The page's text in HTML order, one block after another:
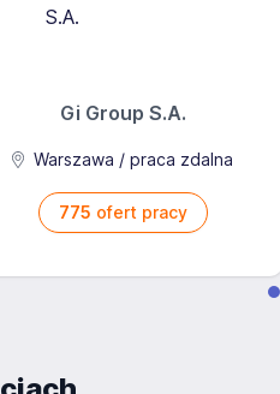
Gi Group S.A.
Warszawa / praca zdalna
775 ofert pracy